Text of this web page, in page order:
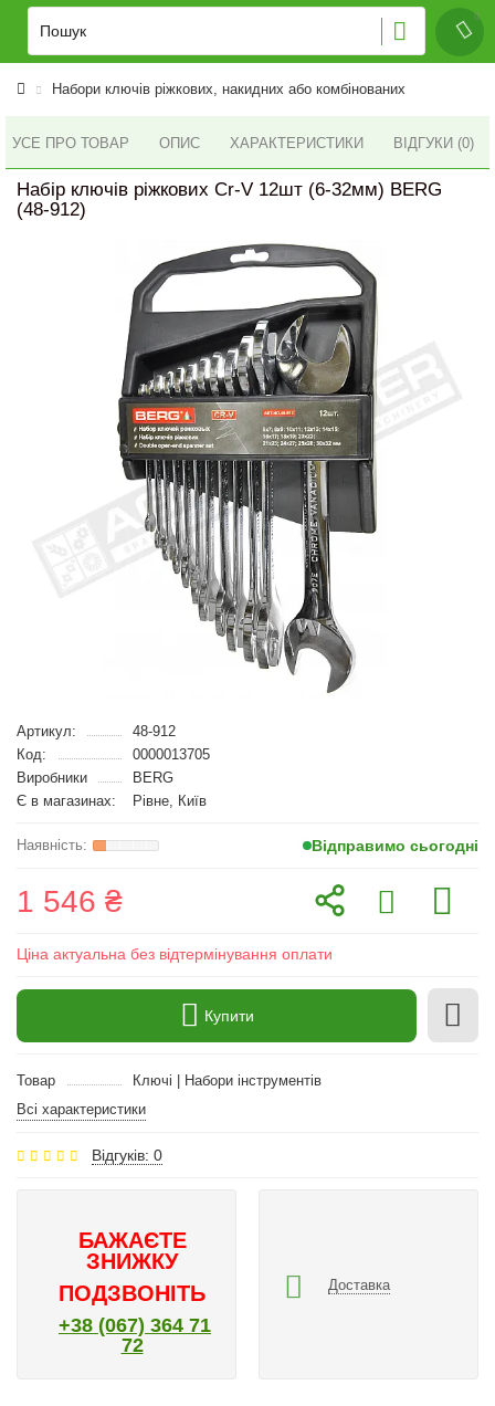
Набори ключів ріжкових, накидних або комбінованих
УСЕ ПРО ТОВАР ОПИС ХАРАКТЕРИСТИКИ ВІДГУКИ (0)
Набір ключів ріжкових Cr-V 12шт (6-32мм) BERG
(48-912)
Артикул:
48-912
Код:
0000013705
Виробники
BERG
Є в магазинах:
Рівне, Київ
Відправимо сьогодні
1 546 ₴
Ціна актуальна без відтермінування оплати
Купити
Товар
Ключі | Набори інструментів
Всі характеристики
Відгуків: 0
БАЖАЄТЕ
ЗНИЖКУ
ПОДЗВОНІТЬ
+38 (067) 364 71
72
Доставка